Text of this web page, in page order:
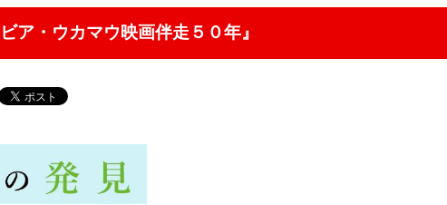
ア・ウカマウ映画伴走５０年』